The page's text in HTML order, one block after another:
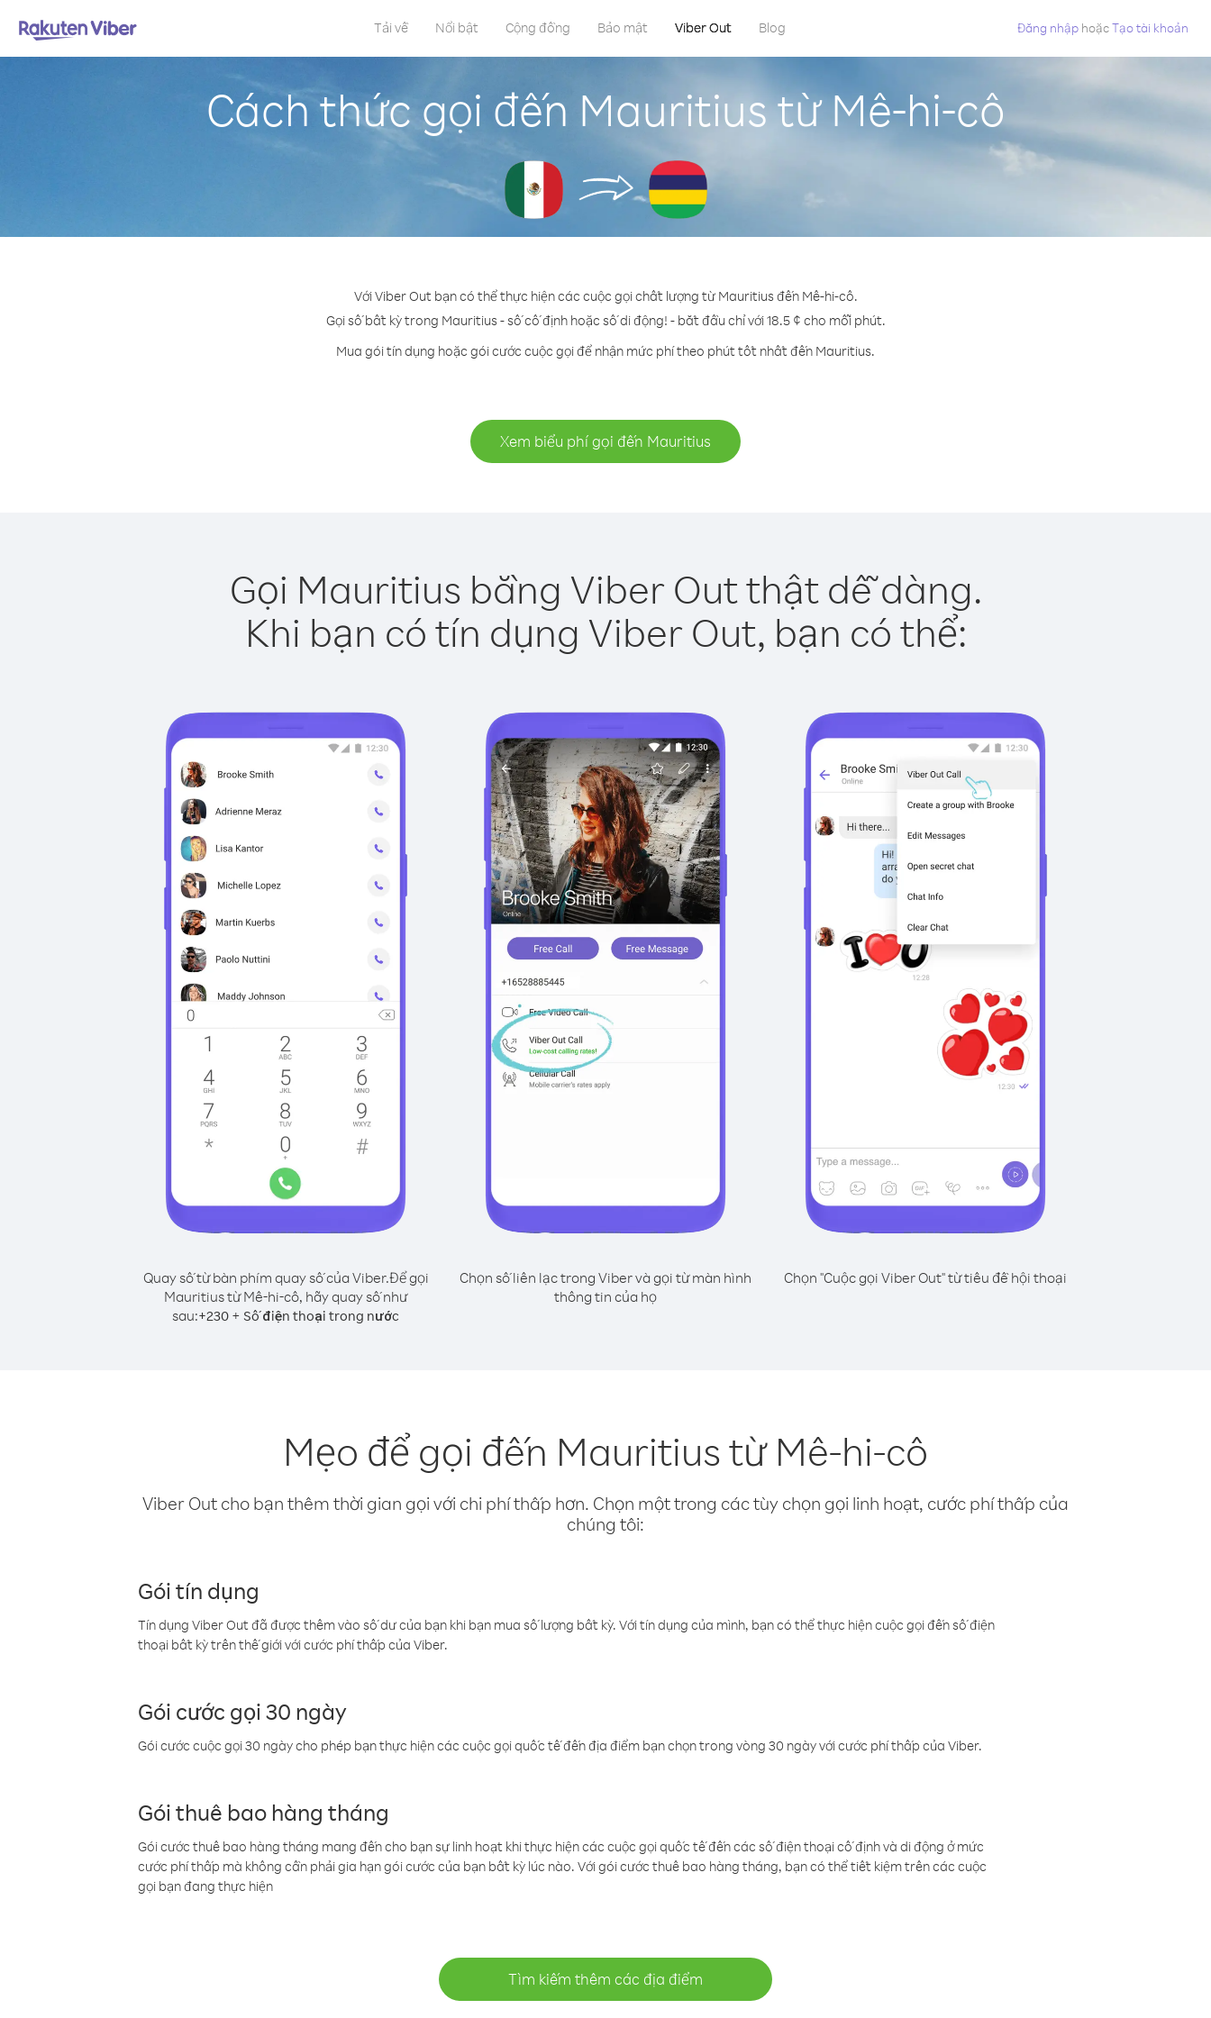
Tải về Nổi bật Cộng đồng Bảo mật Viber Out Blog Đăng nhập hoặcTạo tài khoản
Cách thức gọi đến Mauritius từ Mê-hi-cô
Với Viber Out bạn có thể thực hiện các cuộc gọi chất lượng từ Mauritius đến Mê-hi-cô.
Gọi số bất kỳ trong Mauritius - số cố định hoặc số di động! - bắt đầu chỉ với 18.5 ¢ cho mỗi phút.
Mua gói tín dụng hoặc gói cước cuộc gọi để nhận mức phí theo phút tốt nhất đến Mauritius.
Xem biểu phí gọi đến Mauritius
Gọi Mauritius bằng Viber Out thật dễ dàng.
Khi bạn có tín dụng Viber Out, bạn có thể:
Quay số từ bàn phím quay số của Viber.Để gọi
Mauritius từ Mê-hi-cô, hãy quay số như
sau:+230 + Số điện thoại trong nước
Chọn số liên lạc trong Viber và gọi từ màn hình
thông tin của họ
Chọn "Cuộc gọi Viber Out" từ tiêu đề hội thoại
Mẹo để gọi đến Mauritius từ Mê-hi-cô
Viber Out cho bạn thêm thời gian gọi với chi phí thấp hơn. Chọn một trong các tùy chọn gọi linh hoạt, cước phí thấp của
chúng tôi:
Gói tín dụng
Tín dụng Viber Out đã được thêm vào số dư của bạn khi bạn mua số lượng bất kỳ. Với tín dụng của mình, bạn có thể thực hiện cuộc gọi đến số điện
thoại bất kỳ trên thế giới với cước phí thấp của Viber.
Gói cước gọi 30 ngày
Gói cước cuộc gọi 30 ngày cho phép bạn thực hiện các cuộc gọi quốc tế đến địa điểm bạn chọn trong vòng 30 ngày với cước phí thấp của Viber.
Gói thuê bao hàng tháng
Gói cước thuê bao hàng tháng mang đến cho bạn sự linh hoạt khi thực hiện các cuộc gọi quốc tế đến các số điện thoại cố định và di động ở mức
cước phí thấp mà không cần phải gia hạn gói cước của bạn bất kỳ lúc nào. Với gói cước thuê bao hàng tháng, bạn có thể tiết kiệm trên các cuộc
gọi bạn đang thực hiện
Tìm kiếm thêm các địa điểm